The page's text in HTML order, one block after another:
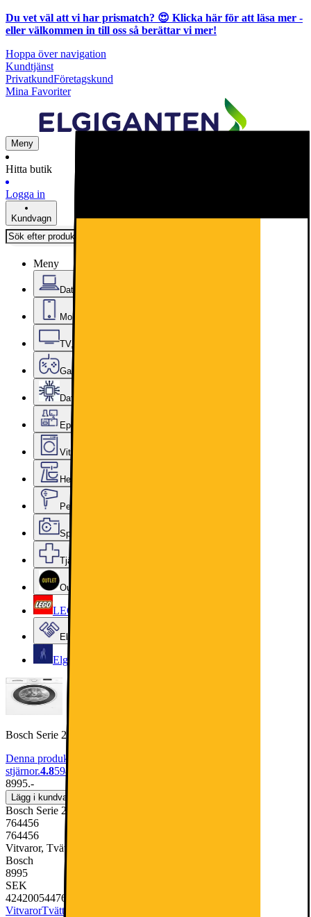
Du vet väl att vi har prismatch? 😍 Klicka här för att läsa mer -
eller välkommen in till oss så berättar vi mer!
Hoppa över navigation
Kundtjänst
PrivatkundFöretagskund
Mina Favoriter
Meny
Hitta butik
Logga in
Kundvagn
Meny
Datorer & Kontor
Mobiler, Tablets & Smartklockor
TV, Ljud & Smart Hem
Gaming
Datorkomponenter
Epoq Kök & Tvättstuga
Vitvaror
Hem, Hushåll & Trädgård
Personvård, Hälsa & Skönhet
Sport & Fritid
Tjänster & Tillbehör
Outlet
LEGO
Elgiganten Företag
Elgiganten Kundklubb
Bosch Serie 2 Tvättmaskin WGE03400SN (8kg)
Denna produkt har blivit bedömd som 4.8 av 5 möjliga
stjärnor.4.8594
8995.-
Lägg i kundvagn
Bosch Serie 2 Tvättmaskin WGE03400SN (8kg)
764456
764456
Vitvaror, Tvätt & Tork, Tvättmaskin
Bosch
8995
SEK
4242005447688
VitvarorTvätt & Tork